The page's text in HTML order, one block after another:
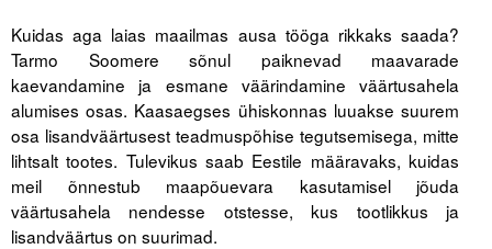
Incoterms® 2020
Abimaterjalid
Projektid
Kuidas aga laias maailmas ausa tööga rikkaks saada?
Tarmo Soomere sõnul paiknevad maavarade
kaevandamine ja esmane väärindamine väärtusahela
alumises osas. Kaasaegses ühiskonnas luuakse suurem
osa lisandväärtusest teadmuspõhise tegutsemisega, mitte
lihtsalt tootes. Tulevikus saab Eestile määravaks, kuidas
meil õnnestub maapõuevara kasutamisel jõuda
väärtusahela nendesse otstesse, kus tootlikkus ja
lisandväärtus on suurimad.